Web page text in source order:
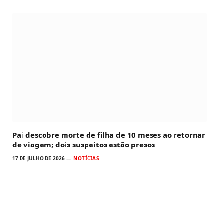
Pai descobre morte de filha de 10 meses ao retornar
de viagem; dois suspeitos estão presos
17 DE JULHO DE 2026 NOTÍCIAS